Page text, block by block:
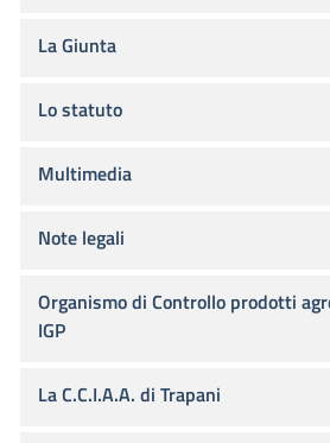
La Giunta
Lo statuto
Multimedia
Note legali
Organismo di Controllo prodotti
IGP
La C.C.I.A.A. di Trapani